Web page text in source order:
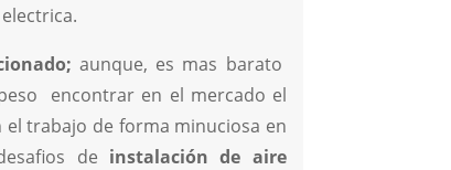
aunque, es mas barato
encontrar en el mercado el
trabajo de forma minuciosa en
de instalación de aire